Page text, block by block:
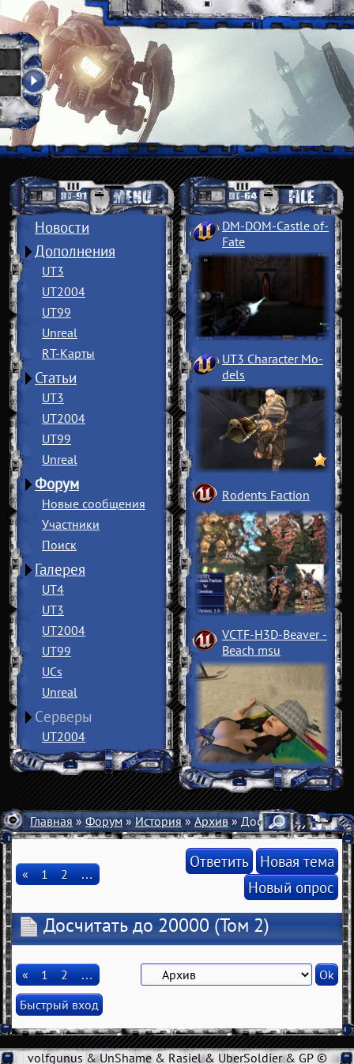
Новости
Дополнения
UT3
UT2004
UT99
Unreal
RT-Карты
Статьи
UT3
UT2004
UT99
Unreal
Форум
Новые сообщения
Участники
Поиск
Галерея
UT4
UT3
UT2004
UT99
UCs
Unreal
Серверы
UT2004
DM-DOM-Castle of­
Fate
UT3 Character Mo­
dels
Rodents Faction
VCTF-H3D-Beaver ­
Beach msu
Главная»Форум»История»Архив» Досчитать до 20000
« 1 2 …
Ответить Новая тема
Новый опрос
Досчитать до 20000 (Том 2)
« 1 2 …
volfgunus & UnShame & Rasiel & UberSoldier & GP ©